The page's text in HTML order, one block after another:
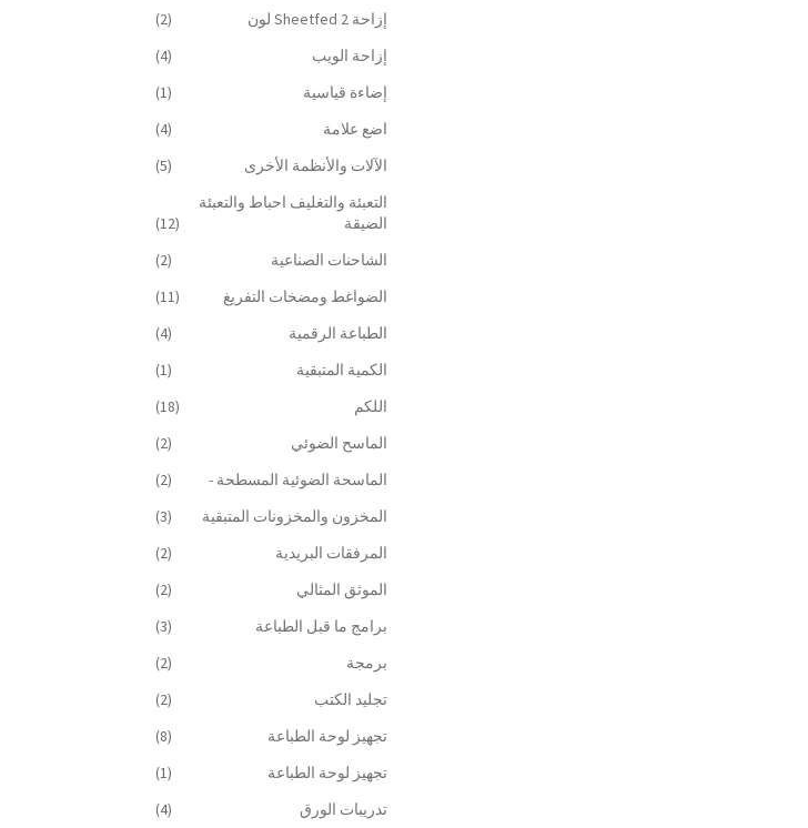
إزاحة Sheetfed 2 لون
(2)
إزاحة الويب
(4)
إضاءة قياسية
(1)
اضع علامة
(4)
الآلات والأنظمة الأخرى
(5)
التعبئة والتغليف احباط والتعبئة
الضيقة
(12)
الشاحنات الصناعية
(2)
الضواغط ومضخات التفريغ
(11)
الطباعة الرقمية
(4)
الكمية المتبقية
(1)
اللكم
(18)
الماسح الضوئي
(2)
الماسحة الضوئية المسطحة -
(2)
المخزون والمخزونات المتبقية
(3)
المرفقات البريدية
(2)
الموثق المثالي
(2)
برامج ما قبل الطباعة
(3)
برمجة
(2)
تجليد الكتب
(2)
تجهيز لوحة الطباعة
(8)
تجهيز لوحة الطباعة
(1)
تدريبات الورق
(4)